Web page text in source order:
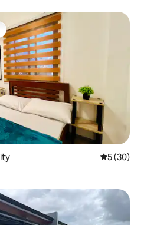
dos hóspedes
5 de uma
5 (30)